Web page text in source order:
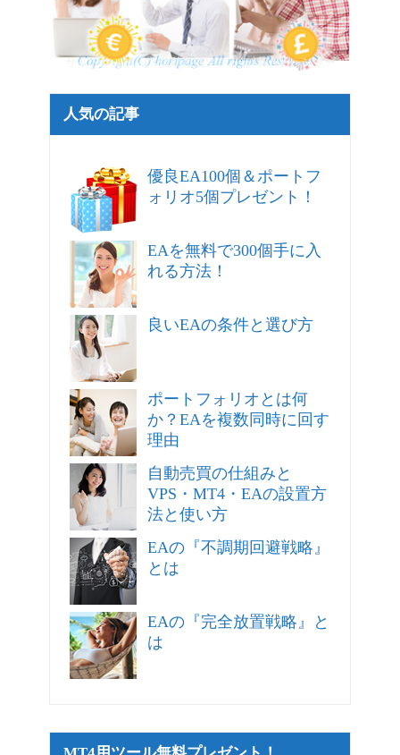
サイトマップ - FX自動売買ソフト無料EAトレジャー
人気の記事
優良EA100個＆ポートフ
ォリオ5個プレゼント！
EAを無料で300個手に入
れる方法！
良いEAの条件と選び方
ポートフォリオとは何
か？EAを複数同時に回す
理由
自動売買の仕組みと
VPS・MT4・EAの設置方
法と使い方
EAの『不調期回避戦略』
とは
EAの『完全放置戦略』と
は